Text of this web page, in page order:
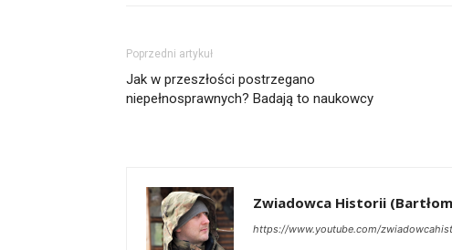
Poprzedni artykuł
Jak w przeszłości postrzegano
niepełnosprawnych? Badają to naukowcy
Zwiadowca Historii
https://www.youtube.com/